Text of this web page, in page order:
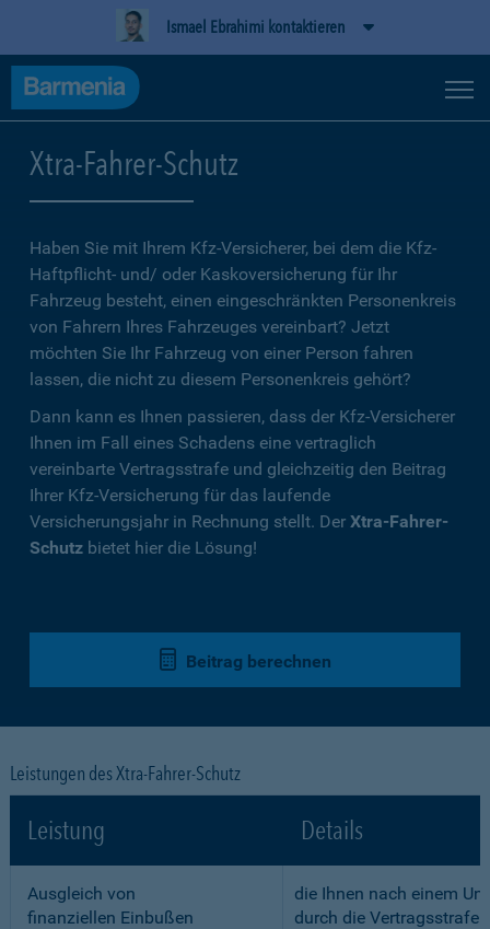
Ismael Ebrahimi kontaktieren
Xtra-Fahrer-Schutz
Haben Sie mit Ihrem Kfz-Versicherer, bei dem die Kfz-
Haftpflicht- und/ oder Kaskoversicherung für Ihr
Fahrzeug besteht, einen eingeschränkten Personenkreis
von Fahrern Ihres Fahrzeuges vereinbart? Jetzt
möchten Sie Ihr Fahrzeug von einer Person fahren
lassen, die nicht zu diesem Personenkreis gehört?
Dann kann es Ihnen passieren, dass der Kfz-Versicherer
Ihnen im Fall eines Schadens eine vertraglich
vereinbarte Vertragsstrafe und gleichzeitig den Beitrag
Ihrer Kfz-Versicherung für das laufende
Versicherungsjahr in Rechnung stellt. Der Xtra-Fahrer-
Schutz bietet hier die Lösung!
Beitrag berechnen
Leistungen des Xtra-Fahrer-Schutz
Leistung Details
Ausgleich von
finanziellen Einbußen
die Ihnen nach einem
durch die Vertragsstrafe